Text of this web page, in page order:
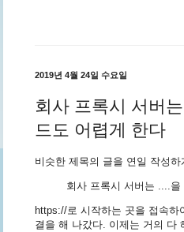
2019년 4월 24일 수요일
회사 프록시 서버
드도 어렵게 한다
비슷한 제목의 글을 연일 작성하
회사 프록시 서버는 ....을
https://로 시작하는 곳을 접속
결을 해 나갔다. 이제는 거의 다